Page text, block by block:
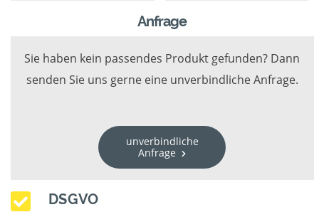
Anfrage
Sie haben kein passendes Produkt gefunden? Dann
senden Sie uns gerne eine unverbindliche Anfrage.
unverbindliche
Anfrage
DSGVO